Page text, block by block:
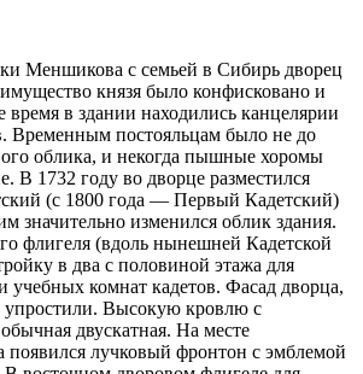
Меншикова с семьей в Сибирь дворец
князя было конфисковано и
время в здании находились канцелярии
Временным постояльцам было не до
облика, и некогда пышные хоромы
В 1732 году во дворце разместился
(с 1800 года — Первый Кадетский)
значительно изменился облик здания.
флигеля (вдоль нынешней Кадетской
в два с половиной этажа для
комнат кадетов. Фасад дворца,
Высокую кровлю с
двускатная. На месте
появился лучковый фронтон с эмблемой